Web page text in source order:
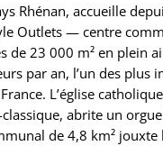
Rhénan, accueille
Outlets — centre
de 23 000 m² en plein
par an, l’un des plus
L’église
abrite un
de 4,8 km²